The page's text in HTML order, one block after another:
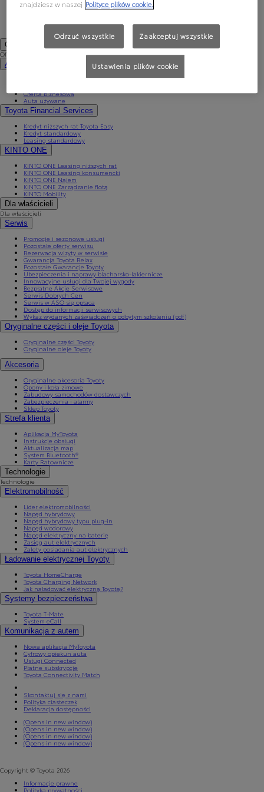
Zobacz wszystkie cenniki
Konfiguruj swoją Toyotę
Oferty specjalne i Finansowanie
Oferty specjalne i Finansowanie
Aktualne oferty
Finał wyprzedaży 2025
Oferta biznesowa
Auta używane
Toyota Financial Services
Kredyt niższych rat Toyota Easy
Kredyt standardowy
Leasing standardowy
KINTO ONE
KINTO ONE Leasing niższych rat
KINTO ONE Leasing konsumencki
KINTO ONE Najem
KINTO ONE Zarządzanie flotą
KINTO Mobility
Dla właścicieli
Dla właścicieli
Serwis
Promocje i sezonowe usługi
Pozostałe oferty serwisu
Rezerwacja wizyty w serwisie
Gwarancja Toyota Relax
Pozostałe Gwarancje Toyoty
Ubezpieczenia i naprawy blacharsko-lakiernicze
Innowacyjne usługi dla Twojej wygody
Bezpłatne Akcje Serwisowe
Serwis Dobrych Cen
Serwis w ASO się opłaca
Dostęp do informacji serwisowych
Wykaz wydanych zaświadczeń o odbytym szkoleniu (pdf)
Oryginalne części i oleje Toyota
Oryginalne części Toyoty
Oryginalne oleje Toyoty
Akcesoria
Oryginalne akcesoria Toyoty
Opony i koła zimowe
Zabudowy samochodów dostawczych
Zabezpieczenia i alarmy
Sklep Toyoty
Strefa klienta
Aplikacja MyToyota
Instrukcje obsługi
Aktualizacja map
System Bluetooth®
Karty Ratownicze
Technologie
Technologie
Elektromobilność
Lider elektromobilności
Napęd hybrydowy
Napęd hybrydowy typu plug-in
Napęd wodorowy
Napęd elektryczny na baterię
Zasięg aut elektrycznych
Zalety posiadania aut elektrycznych
Ładowanie elektrycznej Toyoty
Toyota HomeCharge
Toyota Charging Network
Jak naładować elektryczną Toyotę?
Systemy bezpieczeństwa
Toyota T-Mate
System eCall
Komunikacja z autem
Nowa aplikacja MyToyota
Cyfrowy opiekun auta
Usługi Connected
Płatne subskrypcje
Toyota Connectivity Match
Skontaktuj się z nami
Polityka ciasteczek
Deklaracja dostępności
(Opens in new window)
(Opens in new window)
(Opens in new window)
(Opens in new window)
Copyright © Toyota 2026
Informacje prawne
Polityka prywatności
znajdziesz w naszej Polityce plików cookie.
Odrzuć wszystkie Zaakceptuj wszystkie
Ustawienia plików cookie